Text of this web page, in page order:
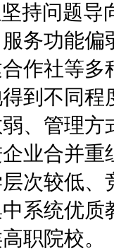
问题导
务功能
作社等
到不同
、管理
业合并
次较低
系统优
职院校。